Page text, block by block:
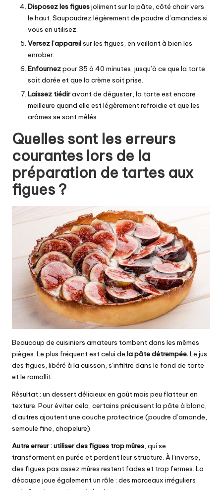
Disposez les figuesjoliment sur la pâte, côté chair vers
le haut. Saupoudrez légèrement de poudre d’amandes si
vous en utilisez.
Versez l’appareilsur les figues, en veillant à bien les
enrober.
Enfournezpour 35 à 40 minutes, jusqu’à ce que la tarte
soit dorée et que la crème soit prise.
Laissez tiédiravant de déguster, la tarte est encore
meilleure quand elle est légèrement refroidie et que les
arômes se sont mêlés.
Quelles sont les erreurs
courantes lors de la
préparation de tartes aux
figues ?
Beaucoup de cuisiniers amateurs tombent dans les mêmes
pièges. Le plus fréquent est celui de la pâte détrempée.Le jus
des figues, libéré à la cuisson, s’infiltre dans le fond de tarte
et le ramollit.
Résultat : un dessert délicieux en goût mais peu flatteur en
texture. Pour éviter cela, certains précuisent la pâte à blanc,
d’autres ajoutent une couche protectrice (poudre d’amande,
semoule fine, chapelure).
Autre erreur : utiliser des figues trop mûres, qui se
transforment en purée et perdent leur structure. À l’inverse,
des figues pas assez mûres restent fades et trop fermes. La
découpe joue également un rôle : des morceaux irréguliers